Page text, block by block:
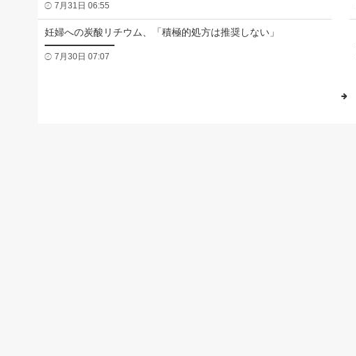
7月31日 06:55
妊婦への炭酸リチウム、「積極的処方は推奨しない」
7月30日 07:07